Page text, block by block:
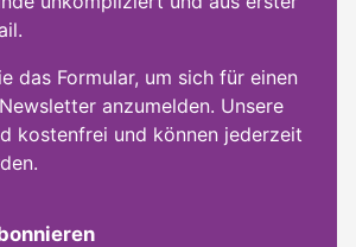
das Formular, um sich für einen
anzumelden. Unsere
kostenfrei und können jederzeit